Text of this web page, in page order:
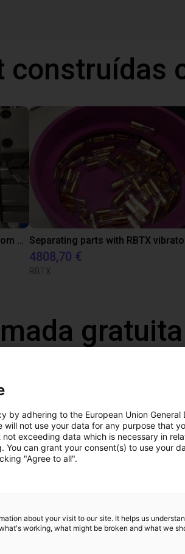
Automated labeling with igus room gantry and a cab label printer
4808,70 €
RBTX
O especialista encontra
by adhering to the European Union General
will not use your data for any purpose that
exceeding data which is necessary in
You can grant your consent(s) to use your
"Agree to all".
about your visit to our site. It helps us
working, what might be broken and what we